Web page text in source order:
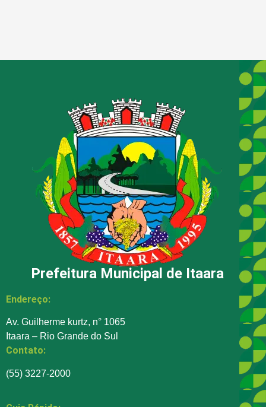
Prefeitura Municipal de Itaara
Endereço:
Av. Guilherme kurtz, n° 1065
Itaara – Rio Grande do Sul
Contato:
(55) 3227-2000